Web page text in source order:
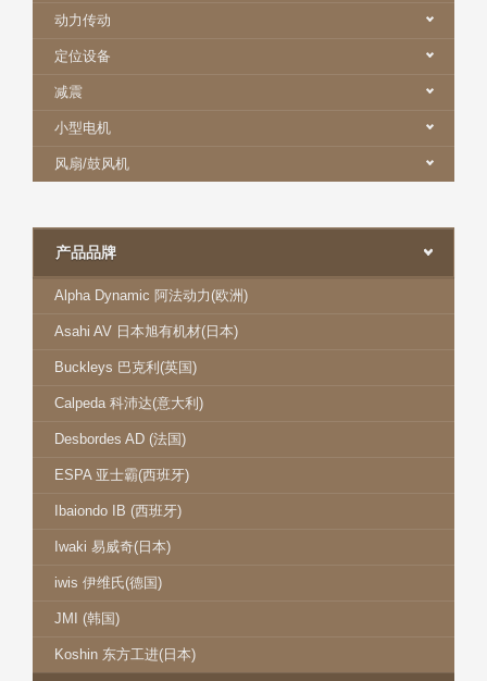
动力传动
定位设备
减震
小型电机
风扇/鼓风机
产品品牌
Alpha Dynamic 阿法动力(欧洲)
Asahi AV 日本旭有机材(日本)
Buckleys 巴克利(英国)
Calpeda 科沛达(意大利)
Desbordes AD (法国)
ESPA 亚士霸(西班牙)
Ibaiondo IB (西班牙)
Iwaki 易威奇(日本)
iwis 伊维氏(德国)
JMI (韩国)
Koshin 东方工进(日本)